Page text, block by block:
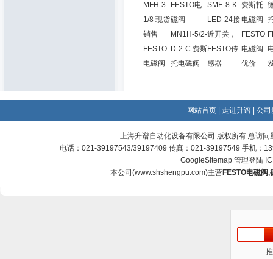
MFH-3-
1/8 现货
销售
FESTO
电磁阀
FESTO电
磁阀
MN1H-5/2-
D-2-C 费斯
托电磁阀
SME-8-K-
LED-24接
近开关，
FESTO传
感器
费斯托
电磁阀
FESTO
电磁阀
优价
网站首页 走进升谱 公司
上海升谱自动化设备有限公司 版权所有 总访问
电话：021-39197543/39197409 传真：021-39197549 手机：
GoogleSitemap 管理登陆
本公司(www.shshengpu.com)主营FESTO电磁阀,